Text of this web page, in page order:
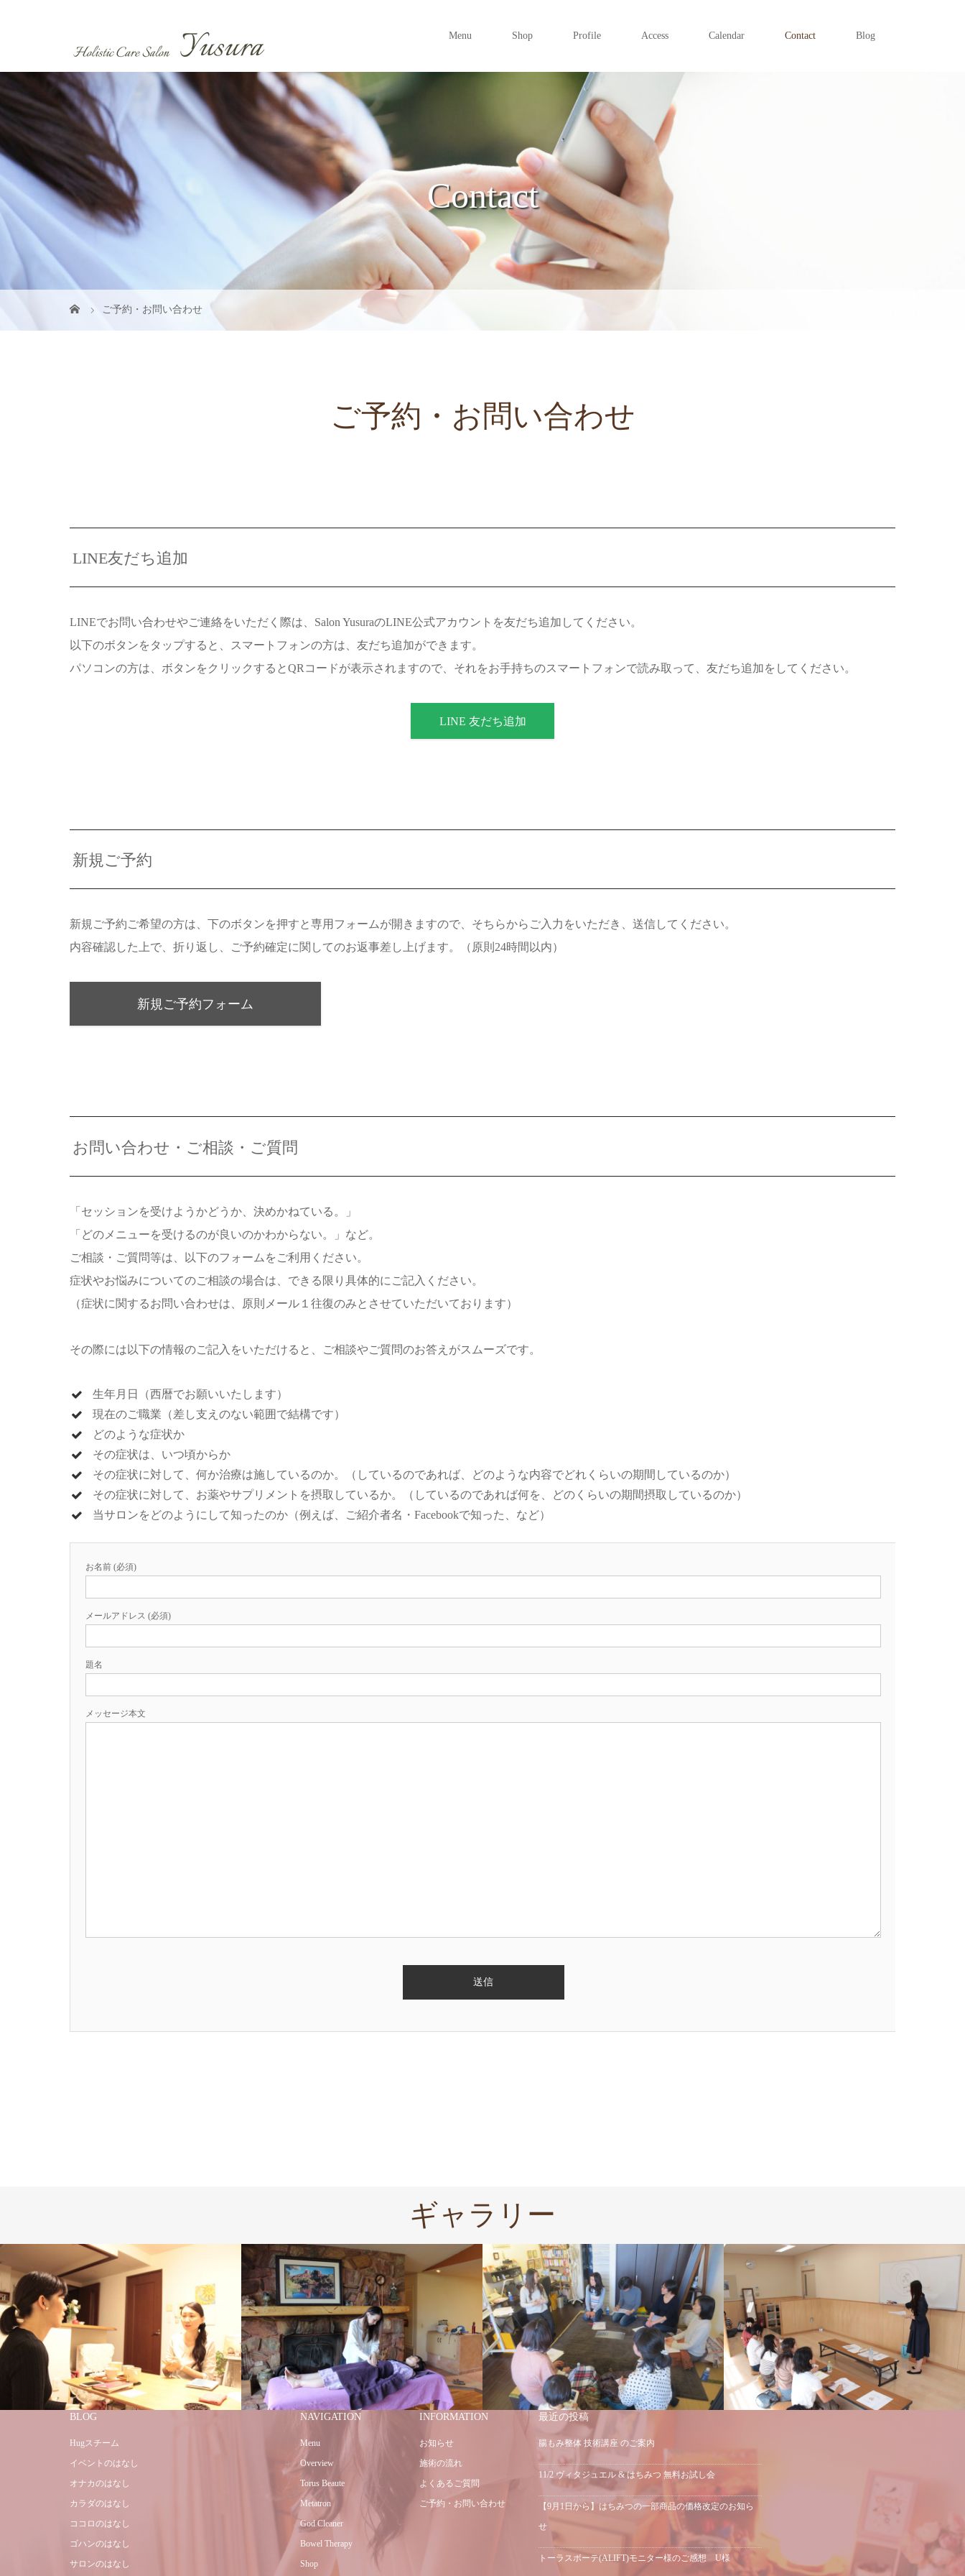
Menu Shop Profile Access Calendar Contact Blog
Contact
ご予約・お問い合わせ
ご予約・お問い合わせ
LINE友だち追加
LINEでお問い合わせやご連絡をいただく際は、Salon YusuraのLINE公式アカウントを友だち追加してください。
以下のボタンをタップすると、スマートフォンの方は、友だち追加ができます。
パソコンの方は、ボタンをクリックするとQRコードが表示されますので、それをお手持ちのスマートフォンで読み取って、友だち追加をしてください。
LINE 友だち追加
新規ご予約
新規ご予約ご希望の方は、下のボタンを押すと専用フォームが開きますので、そちらからご入力をいただき、送信してください。
内容確認した上で、折り返し、ご予約確定に関してのお返事差し上げます。（原則24時間以内）
新規ご予約フォーム
お問い合わせ・ご相談・ご質問
「セッションを受けようかどうか、決めかねている。」
「どのメニューを受けるのが良いのかわからない。」など。
ご相談・ご質問等は、以下のフォームをご利用ください。
症状やお悩みについてのご相談の場合は、できる限り具体的にご記入ください。
（症状に関するお問い合わせは、原則メール１往復のみとさせていただいております）
その際には以下の情報のご記入をいただけると、ご相談やご質問のお答えがスムーズです。
生年月日（西暦でお願いいたします）
現在のご職業（差し支えのない範囲で結構です）
どのような症状か
その症状は、いつ頃からか
その症状に対して、何か治療は施しているのか。（しているのであれば、どのような内容でどれくらいの期間しているのか）
その症状に対して、お薬やサプリメントを摂取しているか。（しているのであれば何を、どのくらいの期間摂取しているのか）
当サロンをどのようにして知ったのか（例えば、ご紹介者名・Facebookで知った、など）
お名前 (必須)
メールアドレス (必須)
題名
メッセージ本文
ギャラリー
BLOG
Hugスチーム
イベントのはなし
オナカのはなし
カラダのはなし
ココロのはなし
ゴハンのはなし
サロンのはなし
NAVIGATION
Menu
Overview
Torus Beaute
Metatron
God Cleaner
Bowel Therapy
Shop
INFORMATION
お知らせ
施術の流れ
よくあるご質問
ご予約・お問い合わせ
最近の投稿
腸もみ整体 技術講座 のご案内
11/2 ヴィタジュエル & はちみつ 無料お試し会
【9月1日から】はちみつの一部商品の価格改定のお知ら
せ
トーラスボーテ(ALIFT)モニター様のご感想 U様